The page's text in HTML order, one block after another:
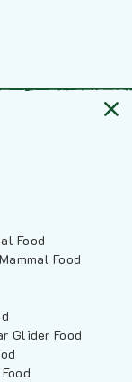
Food
Food
Glider Food